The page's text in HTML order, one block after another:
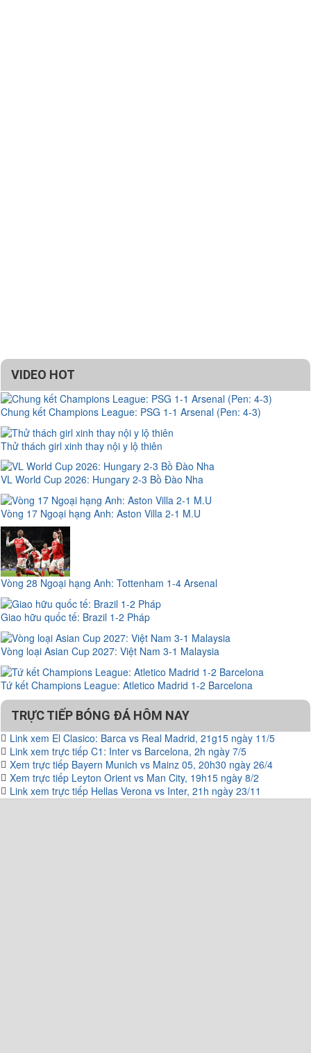
VIDEO HOT
Chung kết Champions League: PSG 1-1 Arsenal (Pen: 4-3)
Thử thách girl xinh thay nội y lộ thiên
VL World Cup 2026: Hungary 2-3 Bồ Đào Nha
Vòng 17 Ngoại hạng Anh: Aston Villa 2-1 M.U
Vòng 28 Ngoại hạng Anh: Tottenham 1-4 Arsenal
Giao hữu quốc tế: Brazil 1-2 Pháp
Vòng loại Asian Cup 2027: Việt Nam 3-1 Malaysia
Tứ kết Champions League: Atletico Madrid 1-2 Barcelona
TRỰC TIẾP BÓNG ĐÁ HÔM NAY
Link xem El Clasico: Barca vs Real Madrid, 21g15 ngày 11/5
Link xem trực tiếp C1: Inter vs Barcelona, 2h ngày 7/5
Xem trực tiếp Bayern Munich vs Mainz 05, 20h30 ngày 26/4
Xem trực tiếp Leyton Orient vs Man City, 19h15 ngày 8/2